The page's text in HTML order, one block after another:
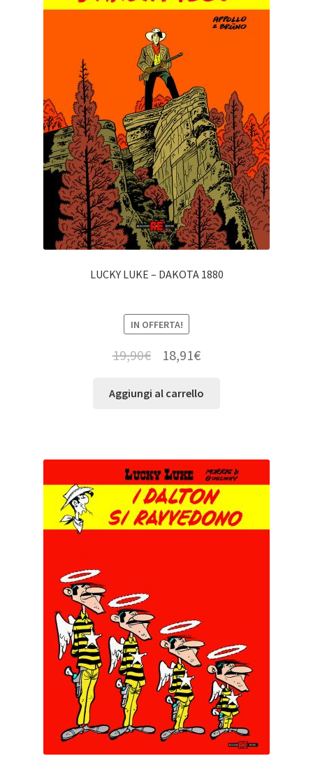
LUCKY LUKE – DAKOTA 1880
IN OFFERTA!
19,90€ 18,91€
Aggiungi al carrello